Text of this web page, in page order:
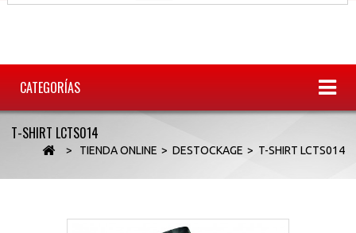
CATEGORÍAS
T-SHIRT LCTS014
> TIENDA ONLINE > DESTOCKAGE > T-SHIRT LCTS014